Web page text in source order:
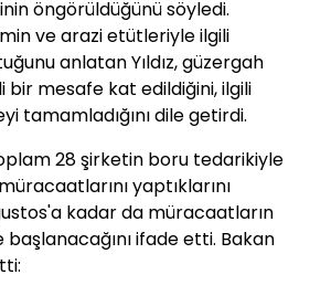
öngörüldüğünü söyledi.
ve arazi etütleriyle ilgili
anlatan Yıldız, güzergah
bir mesafe kat edildiğini, ilgili
tamamladığını dile getirdi.
28 şirketin boru tedarikiyle
yaptıklarını
kadar da müracaatların
ifade etti. Bakan